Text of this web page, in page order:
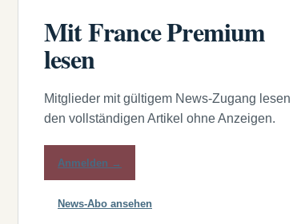
Mit France Premium
lesen
Mitglieder mit gültigem News-Zugang lesen
den vollständigen Artikel ohne Anzeigen.
Anmelden →
News-Abo ansehen